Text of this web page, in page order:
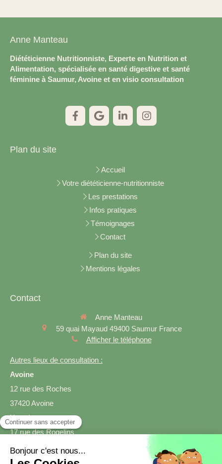
Anne Manteau
Diététicienne Nutritionniste, Experte en Nutrition et
Alimentation, spécialisée en santé digestive et santé
féminine à Saumur, Avoine et en visio consultation
Plan du site
Accueil
Votre diététicienne-nutritionniste
Les prestations
Infos pratiques
Témoignages
Contact
Plan du site
Mentions légales
Contact
Anne Manteau
59 quai Mayaud 49400 Saumur France
Afficher le téléphone
Autres lieux de consultation :
Avoine
12 rue des Roches
37420 Avoine
Varrains
17 rue des Rogelins
49400 Varrains